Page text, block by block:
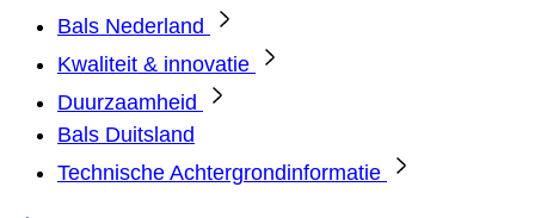
Bals Nederland
Kwaliteit & innovatie
Duurzaamheid
Bals Duitsland
Technische Achtergrondinformatie